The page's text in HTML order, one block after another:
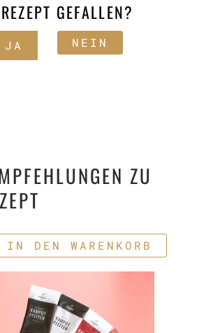
GEFALLEN?
JA NEIN
ZU
DEN WARENKORB